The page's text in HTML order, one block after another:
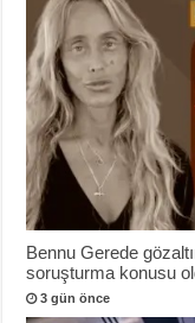
Bennu Gerede
soruşturma konusu
3 gün önce